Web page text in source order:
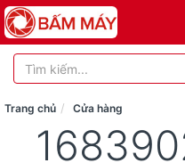
Trang chủ Cửa hàng